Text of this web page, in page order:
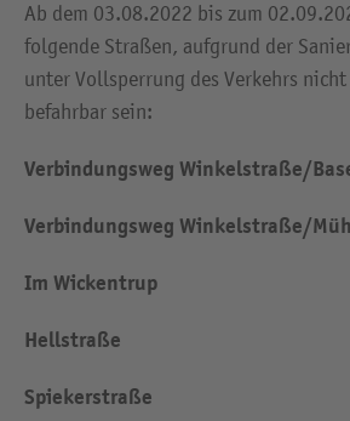
Ab dem 03.08.2022 bis zum
folgende Straßen, aufgrund der
unter Vollsperrung des Verkehrs
befahrbar sein:
Verbindungsweg Winkelstraße/
Verbindungsweg Winkelstraße/
Im Wickentrup
Hellstraße
Spiekerstraße